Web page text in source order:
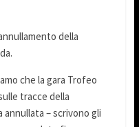
della
che la gara Trofeo
tracce della
– scrivono gli